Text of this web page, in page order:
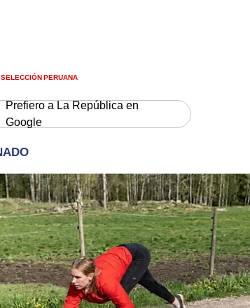
SELECCIÓN PERUANA
Prefiero a La República en
Google